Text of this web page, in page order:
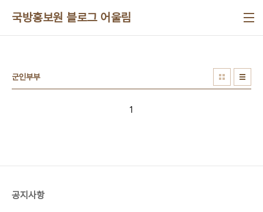
국방홍보원 블로그 어울림
군인부부
1
공지사항